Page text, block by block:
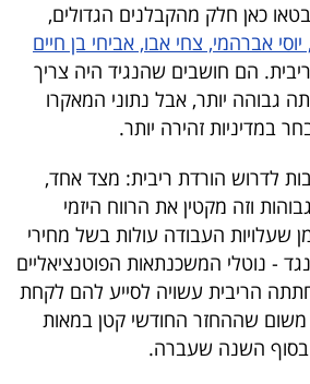
כאן חלק מהקבלנים הגדולים,
אברהמי, צחי אבו, אביחי בן חיים
הם חושבים שהנגיד היה צריך
גבוהה יותר, אבל נתוני המאקרו
במדיניות זהירה יותר.
לדרוש הורדת ריבית: מצד אחד,
וזה מקטין את הרווח היזמי
שעלויות העבודה עולות בשל מחירי
- נוטלי המשכנתאות הפוטנציאליים
הריבית עשויה לסייע להם לקחת
משום שההחזר החודשי קטן במאות
השנה שעברה.